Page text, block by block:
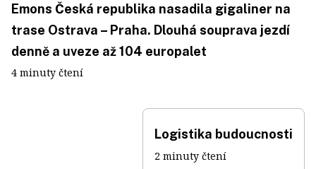
Emons Česká republika nasadila gigaliner na
trase Ostrava – Praha. Dlouhá souprava jezdí
denně a uveze až 104 europalet
4 minuty čtení
Logistika budoucnosti
2 minuty čtení